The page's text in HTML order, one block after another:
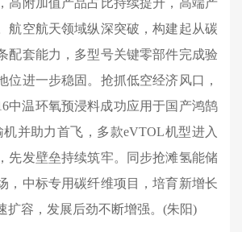
航空航天领域纵深突破，构建起从碳
配套能力，多型号关键零部件完成验
位进一步稳固。抢抓低空经济风口，
中温环氧预浸料成功应用于国产鸿鹄
机并助力首飞，多款eVTOL机型进入
先发壁垒持续筑牢。同步抢滩氢能储
，中标专用碳纤维项目，培育新增长
扩容，发展后劲不断增强。(朱阳)